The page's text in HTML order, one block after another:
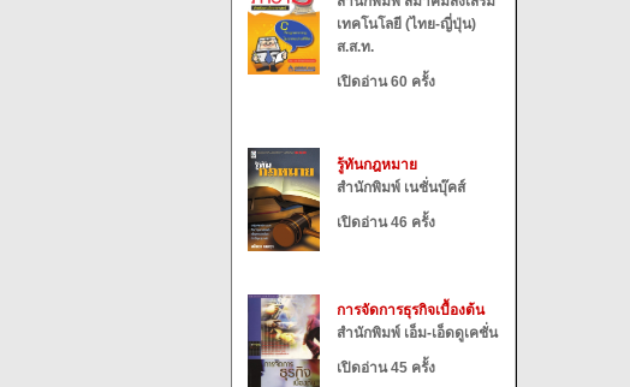
เทคโนโลยี (ไทย-ญี่ปุ่น)
ส.ส.ท.
เปิดอ่าน 60 ครั้ง
รู้ทันกฎหมาย
สำนักพิมพ์ เนชั่นบุ๊คส์
เปิดอ่าน 46 ครั้ง
การจัดการธุรกิจเบื้องต้น
สำนักพิมพ์ เอ็ม-เอ็ดดูเคชั่น
เปิดอ่าน 45 ครั้ง